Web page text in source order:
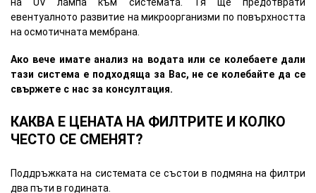
на UV лампа към системата. Тя ще предотврати
евентуалното развитие на микроорганизми по повърхността
на осмотичната мембрана.
Ако вече имате анализ на водата или се колебаете дали
тази система е подходяща за Вас, не се колебайте да се
свържете с нас за консултация.
КАКВА Е ЦЕНАТА НА ФИЛТРИТЕ И КОЛКО
ЧЕСТО СЕ СМЕНЯТ?
Поддръжката на системата се състои в подмяна на филтри
два пъти в годината.